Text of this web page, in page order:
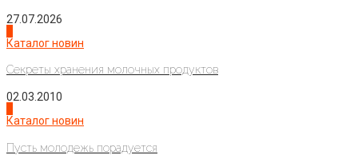
27.07.2026
Каталог новин
Секреты хранения молочных продуктов
02.03.2010
Каталог новин
Пусть молодежь порадуется